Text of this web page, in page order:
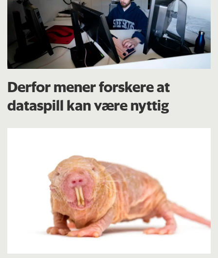
Derfor mener forskere at
dataspill kan være nyttig